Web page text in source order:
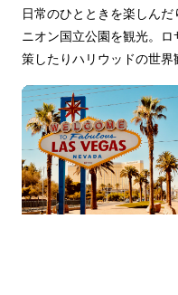
日常のひとときを楽しん
ニオン国立公園を観光。
策したりハリウッドの世界